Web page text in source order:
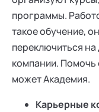
программы.
такое обучение,
переключиться
компании. Помочь
может Академия.
Карьерные